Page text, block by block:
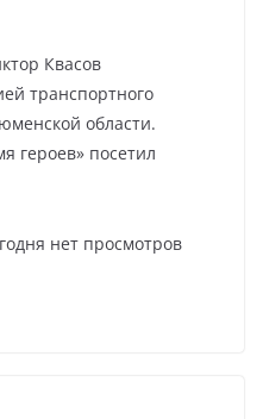
Квасов
транспортного
области.
героев» посетил
нет просмотров